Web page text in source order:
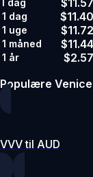
1 dag $11.40
1 uge $11.72
1 måned $11.44
1 år $2.57
Populære
VVV til AUD